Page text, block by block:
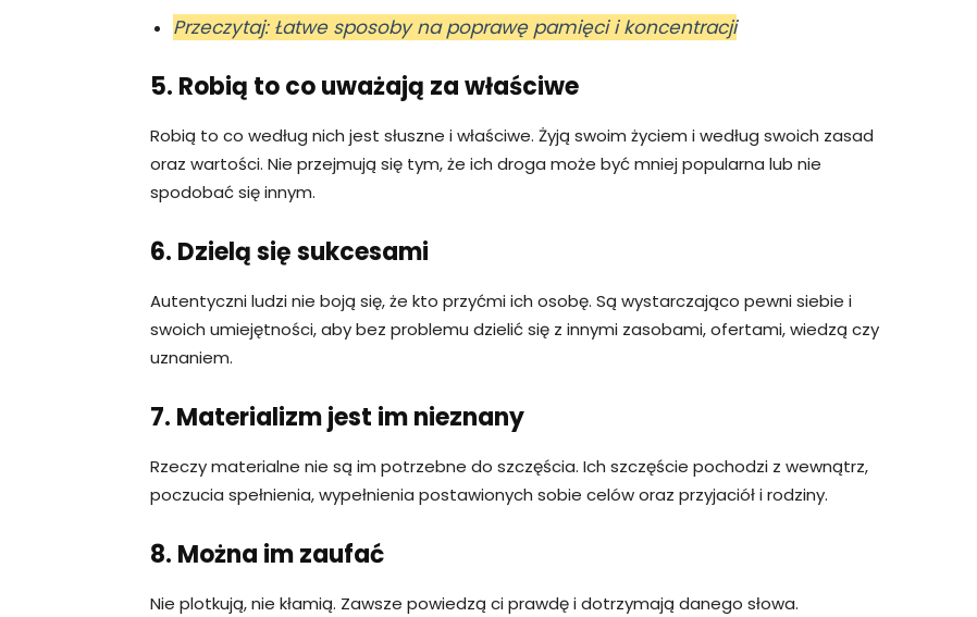
Przeczytaj: Łatwe sposoby na poprawę pamięci i koncentracji
5. Robią to co uważają za właściwe
Robią to co według nich jest słuszne i właściwe. Żyją swoim życiem i według swoich zasad
oraz wartości. Nie przejmują się tym, że ich droga może być mniej popularna lub nie
spodobać się innym.
6. Dzielą się sukcesami
Autentyczni ludzi nie boją się, że kto przyćmi ich osobę. Są wystarczająco pewni siebie i
swoich umiejętności, aby bez problemu dzielić się z innymi zasobami, ofertami, wiedzą czy
uznaniem.
7. Materializm jest im nieznany
Rzeczy materialne nie są im potrzebne do szczęścia. Ich szczęście pochodzi z wewnątrz,
poczucia spełnienia, wypełnienia postawionych sobie celów oraz przyjaciół i rodziny.
8. Można im zaufać
Nie plotkują, nie kłamią. Zawsze powiedzą ci prawdę i dotrzymają danego słowa.